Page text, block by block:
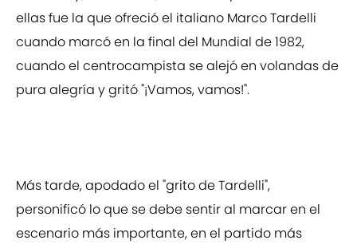
ellas fue la que ofreció el italiano Marco Tardelli
cuando marcó en la final del Mundial de 1982,
cuando el centrocampista se alejó en volandas de
pura alegría y gritó "¡Vamos, vamos!".
Más tarde, apodado el "grito de Tardelli",
personificó lo que se debe sentir al marcar en el
escenario más importante, en el partido más